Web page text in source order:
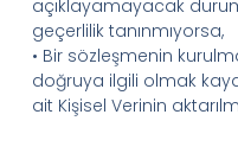
açıklayamayacak
geçerlilik tanınmıyorsa,
• Bir sözleşmenin
doğruya ilgili olmak
ait Kişisel Verinin